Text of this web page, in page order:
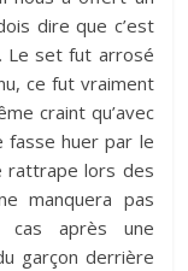
dire que c’est
Le set fut arrosé
ce fut vraiment
craint qu’avec
fasse huer par le
rattrape lors des
manquera pas
cas après une
garçon derrière